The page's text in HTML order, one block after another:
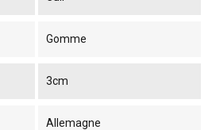
Gomme
3cm
Allemagne